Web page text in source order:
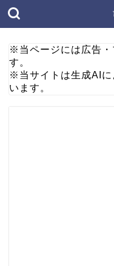
※当ページには広告・
す。
※当サイトは生成AIに
います。